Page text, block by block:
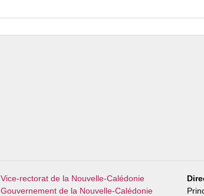
Vice-rectorat de la Nouvelle-Calédonie
Gouvernement de la Nouvelle-Calédonie